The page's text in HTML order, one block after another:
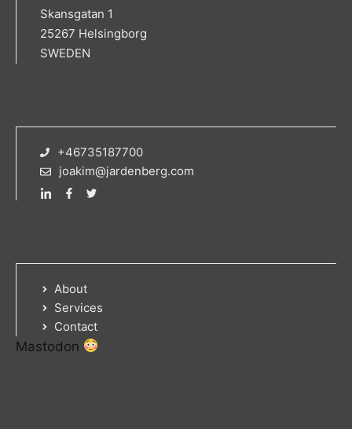
Skansgatan 1
25267 Helsingborg
SWEDEN
+46735187700
joakim@jardenberg.com
About
Services
Contact
Mastodon